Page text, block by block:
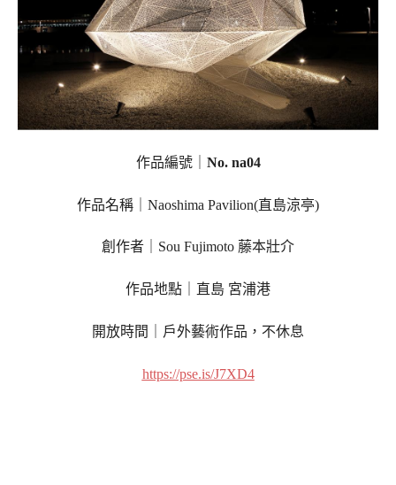
作品編號｜ No. na04
作品名稱｜Naoshima Pavilion(直島涼亭)
創作者｜Sou Fujimoto 藤本壯介
作品地點｜直島 宮浦港
開放時間｜戶外藝術作品，不休息
https://pse.is/J7XD4